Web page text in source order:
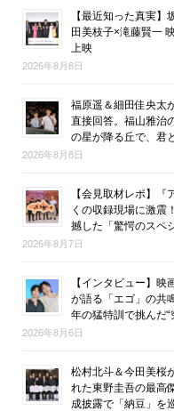
【最近知った真実
田美枝子×滝藤賢一
上映
2026年8月8日
福原遥＆細田佳央太
直接回答。福山雅治
の星が降る丘で、君
2026年8月8日
【会見取材レポ】
くの収録現場に激震
撼した「驚愕のスペ
2026年8月7日
【インタビュー】
が語る「エゴ」の共
年の猛特訓で挑んだ“
2026年8月6日
松村北斗＆今田美桜
れた東野圭吾の最高
成披露で「納豆」を